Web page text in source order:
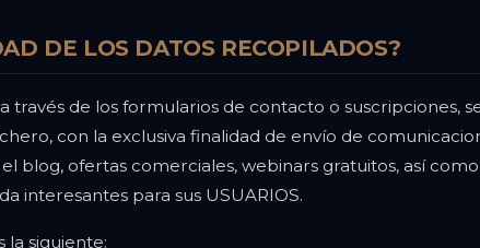
DE LOS DATOS RECOPILADOS?
través de los formularios de contacto o suscripciones,
con la exclusiva finalidad de envío de
blog, ofertas comerciales, webinars gratuitos, así
interesantes para sus USUARIOS.
la siguiente: